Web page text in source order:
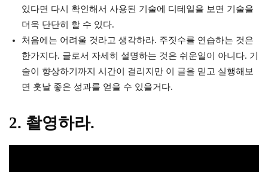
있다면 다시 확인해서 사용된 기술에 디테일을 보면 기술을
더욱 단단히 할 수 있다.
처음에는 어려울 것라고 생각하라. 주짓수를 연습하는 것은
한가지다. 글로서 자세히 설명하는 것은 쉬운일이 아니다. 기
술이 향상하기까지 시간이 걸리지만 이 글을 믿고 실행해보
면 훗날 좋은 성과를 얻을 수 있을거다.
2. 촬영하라.